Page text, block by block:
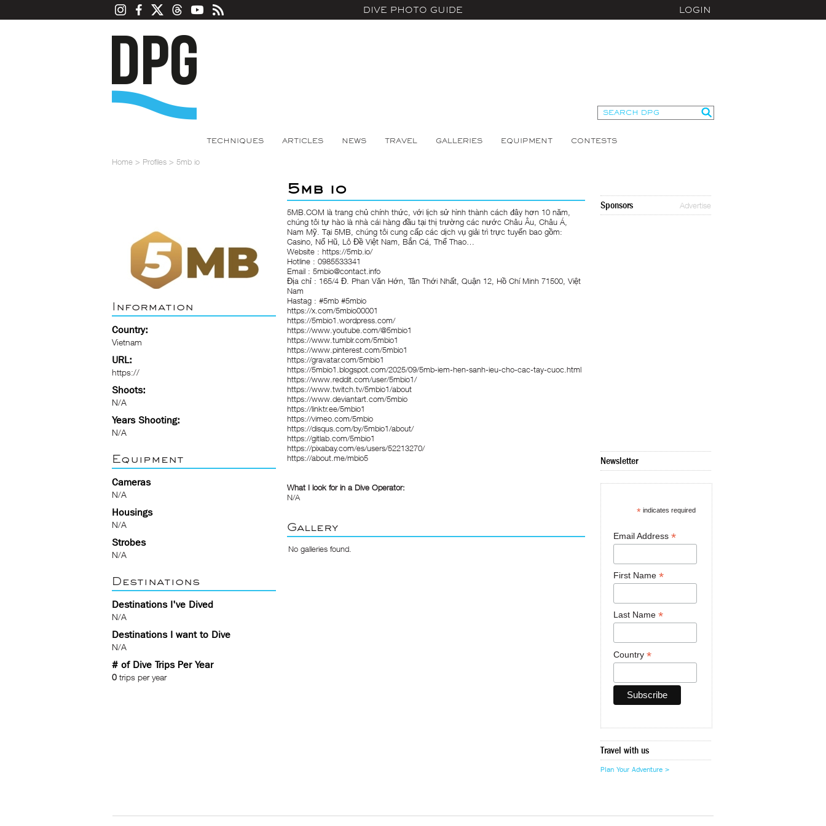
DIVE PHOTO GUIDE LOGIN
TECHNIQUES ARTICLES NEWS TRAVEL GALLERIES EQUIPMENT CONTESTS
Home > Profiles > 5mb io
Information
Country:
Vietnam
URL:
https://
Shoots:
N/A
Years Shooting:
N/A
Equipment
Cameras
N/A
Housings
N/A
Strobes
N/A
Destinations
Destinations I've Dived
N/A
Destinations I want to Dive
N/A
# of Dive Trips Per Year
0 trips per year
5mb io
5MB.COM là trang chủ chính thức, với lịch sử hình thành cách đây hơn 10 năm,
chúng tôi tự hào là nhà cái hàng đầu tại thị trường các nước Châu Âu, Châu Á,
Nam Mỹ. Tại 5MB, chúng tôi cung cấp các dịch vụ giải trì trực tuyến bao gồm:
Casino, Nổ Hũ, Lô Đề Việt Nam, Bắn Cá, Thể Thao…
Website : https://5mb.io/
Hotline : 0985533341
Email : 5mbio@contact.info
Địa chỉ : 165/4 Đ. Phan Văn Hớn, Tân Thới Nhất, Quận 12, Hồ Chí Minh 71500, Việt
Nam
Hastag : #5mb #5mbio
https://x.com/5mbio00001
https://5mbio1.wordpress.com/
https://www.youtube.com/@5mbio1
https://www.tumblr.com/5mbio1
https://www.pinterest.com/5mbio1
https://gravatar.com/5mbio1
https://5mbio1.blogspot.com/2025/09/5mb-iem-hen-sanh-ieu-cho-cac-tay-cuoc.html
https://www.reddit.com/user/5mbio1/
https://www.twitch.tv/5mbio1/about
https://www.deviantart.com/5mbio
https://linktr.ee/5mbio1
https://vimeo.com/5mbio
https://disqus.com/by/5mbio1/about/
https://gitlab.com/5mbio1
https://pixabay.com/es/users/52213270/
https://about.me/mbio5
What I look for in a Dive Operator:
N/A
Gallery
No galleries found.
Sponsors Advertise
Newsletter
* indicates required
Email Address *
First Name *
Last Name *
Country *
Travel with us
Plan Your Adventure >